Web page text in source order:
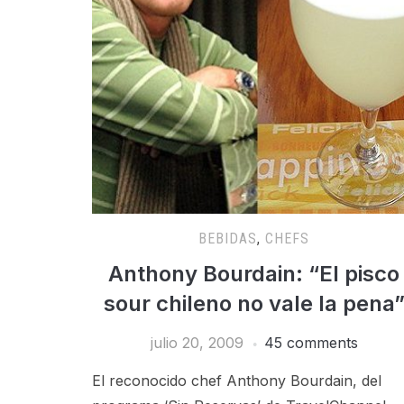
BEBIDAS, CHEFS
Anthony Bourdain: “El pisco
sour chileno no vale la pena”
julio 20, 2009 45 comments
El reconocido chef Anthony Bourdain, del